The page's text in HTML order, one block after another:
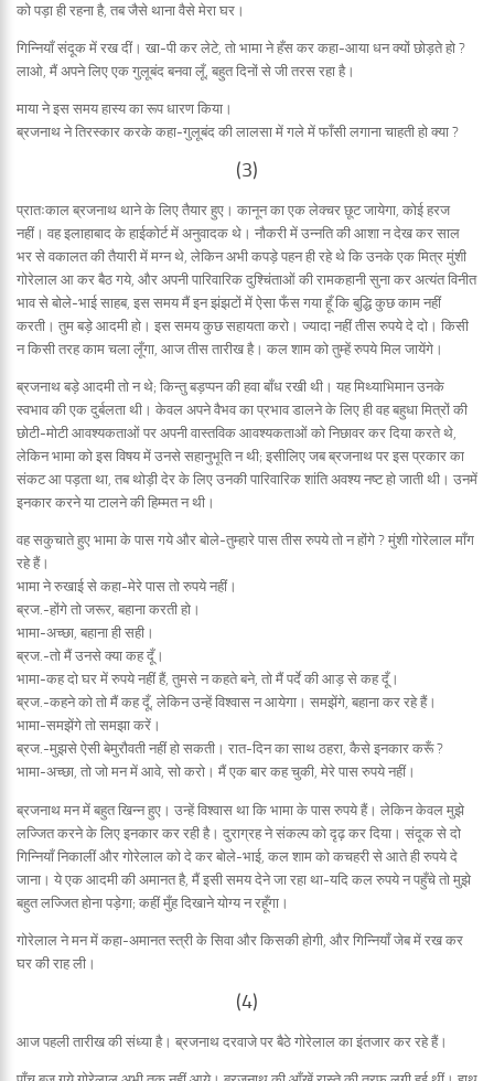
को पड़ा ही रहना है, तब जैसे थाना वैसे मेरा घर।
गिन्नियाँ संदूक में रख दीं। खा-पी कर लेटे, तो भामा ने हँस कर कहा-आया धन क्यों छोड़ते हो ?
लाओ, मैं अपने लिए एक गुलूबंद बनवा लूँ, बहुत दिनों से जी तरस रहा है।
माया ने इस समय हास्य का रूप धारण किया।
ब्रजनाथ ने तिरस्कार करके कहा-गुलूबंद की लालसा में गले में फाँसी लगाना चाहती हो क्या ?
(3)
प्रातःकाल ब्रजनाथ थाने के लिए तैयार हुए। कानून का एक लेक्चर छूट जायेगा, कोई हरज
नहीं। वह इलाहाबाद के हाईकोर्ट में अनुवादक थे। नौकरी में उन्नति की आशा न देख कर साल
भर से वकालत की तैयारी में मग्न थे, लेकिन अभी कपड़े पहन ही रहे थे कि उनके एक मित्र मुंशी
गोरेलाल आ कर बैठ गये, और अपनी पारिवारिक दुश्चिंताओं की रामकहानी सुना कर अत्यंत विनीत
भाव से बोले-भाई साहब, इस समय मैं इन झंझटों में ऐसा फँस गया हूँ कि बुद्धि कुछ काम नहीं
करती। तुम बड़े आदमी हो। इस समय कुछ सहायता करो। ज्यादा नहीं तीस रुपये दे दो। किसी
न किसी तरह काम चला लूँगा, आज तीस तारीख है। कल शाम को तुम्हें रुपये मिल जायेंगे।
ब्रजनाथ बड़े आदमी तो न थे; किन्तु बड़प्पन की हवा बाँध रखी थी। यह मिथ्याभिमान उनके
स्वभाव की एक दुर्बलता थी। केवल अपने वैभव का प्रभाव डालने के लिए ही वह बहुधा मित्रों की
छोटी-मोटी आवश्यकताओं पर अपनी वास्तविक आवश्यकताओं को निछावर कर दिया करते थे,
लेकिन भामा को इस विषय में उनसे सहानुभूति न थी; इसीलिए जब ब्रजनाथ पर इस प्रकार का
संकट आ पड़ता था, तब थोड़ी देर के लिए उनकी पारिवारिक शांति अवश्य नष्ट हो जाती थी। उनमें
इनकार करने या टालने की हिम्मत न थी।
वह सकुचाते हुए भामा के पास गये और बोले-तुम्हारे पास तीस रुपये तो न होंगे ? मुंशी गोरेलाल माँग
रहे हैं।
भामा ने रुखाई से कहा-मेरे पास तो रुपये नहीं।
ब्रज.-होंगे तो जरूर, बहाना करती हो।
भामा-अच्छा, बहाना ही सही।
ब्रज.-तो मैं उनसे क्या कह दूँ।
भामा-कह दो घर में रुपये नहीं हैं, तुमसे न कहते बने, तो मैं पर्दे की आड़ से कह दूँ।
ब्रज.-कहने को तो मैं कह दूँ, लेकिन उन्हें विश्वास न आयेगा। समझेंगे, बहाना कर रहे हैं।
भामा-समझेंगे तो समझा करें।
ब्रज.-मुझसे ऐसी बेमुरौवती नहीं हो सकती। रात-दिन का साथ ठहरा, कैसे इनकार करूँ ?
भामा-अच्छा, तो जो मन में आवे, सो करो। मैं एक बार कह चुकी, मेरे पास रुपये नहीं।
ब्रजनाथ मन में बहुत खिन्न हुए। उन्हें विश्वास था कि भामा के पास रुपये हैं। लेकिन केवल मुझे
लज्जित करने के लिए इनकार कर रही है। दुराग्रह ने संकल्प को दृढ़ कर दिया। संदूक से दो
गिन्नियाँ निकालीं और गोरेलाल को दे कर बोले-भाई, कल शाम को कचहरी से आते ही रुपये दे
जाना। ये एक आदमी की अमानत है, मैं इसी समय देने जा रहा था-यदि कल रुपये न पहुँचे तो मुझे
बहुत लज्जित होना पड़ेगा; कहीं मुँह दिखाने योग्य न रहूँगा।
गोरेलाल ने मन में कहा-अमानत स्त्री के सिवा और किसकी होगी, और गिन्नियाँ जेब में रख कर
घर की राह ली।
(4)
आज पहली तारीख की संध्या है। ब्रजनाथ दरवाजे पर बैठे गोरेलाल का इंतजार कर रहे हैं।